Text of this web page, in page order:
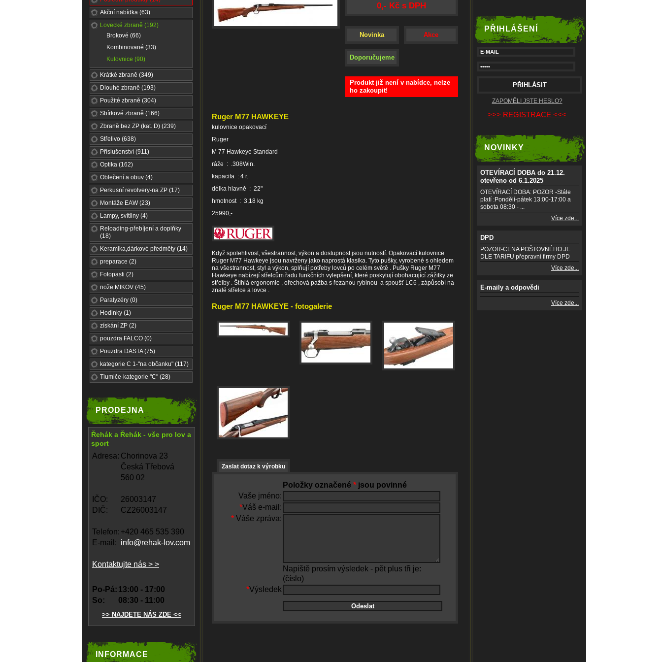
Akční nabídka (63)
Lovecké zbraně (192)
Brokové (66)
Kombinované (33)
Kulovnice (90)
Krátké zbraně (349)
Dlouhé zbraně (193)
Použité zbraně (304)
Sbírkové zbraně (166)
Zbraně bez ZP (kat. D) (239)
Střelivo (638)
Příslušenství (911)
Optika (162)
Oblečení a obuv (4)
Perkusní revolvery-na ZP (17)
Montáže EAW (23)
Lampy, svítilny (4)
Reloading-přebíjení a doplňky
(18)
Keramika,dárkové předměty (14)
preparace (2)
Fotopasti (2)
nože MIKOV (45)
Paralyzéry (0)
Hodinky (1)
získání ZP (2)
pouzdra FALCO (0)
Pouzdra DASTA (75)
kategorie C 1-"na občanku" (117)
Tlumiče-kategorie "C" (28)
PRODEJNA
Řehák a Řehák - vše pro lov a
sport
Adresa: Chorinova 23
Česká Třebová
560 02
IČO:
26003147
DIČ:
CZ26003147
Telefon: +420 465 535 390
E-mail: info@rehak-lov.com
Kontaktujte nás > >
Po-Pá: 13:00 - 17:00
So:
08:30 - 11:00
>> NAJDETE NÁS ZDE <<
INFORMACE
0,- Kč s DPH
Novinka Akce
Doporučujeme
Produkt již není v nabídce, nelze
ho zakoupit!
Ruger M77 HAWKEYE
kulovnice opakovací
Ruger
M 77 Hawkeye Standard
ráže : .308Win.
kapacita : 4 r.
délka hlavně : 22"
hmotnost : 3,18 kg
25990,-
Když spolehlivost, všestrannost, výkon a dostupnost jsou nutností. Opakovací kulovnice
Ruger M77 Hawkeye jsou navrženy jako naprostá klasika. Tyto pušky, vyrobené s ohledem
na všestrannost, styl a výkon, splňují potřeby lovců po celém světě . Pušky Ruger M77
Hawkeye nabízejí střelcům řadu funkčních vylepšení, které poskytují obohacující zážitky ze
střelby . Štíhlá ergonomie , ořechová pažba s řezanou rybinou a spoušť LC6 , zápůsobí na
znalé střelce a lovce .
Ruger M77 HAWKEYE - fotogalerie
Zaslat dotaz k výrobku
Položky označené * jsou povinné
Vaše jméno:
*Váš e-mail:
* Váše zpráva:
Napiště prosím výsledek - pět plus tři je:
(číslo)
*Výsledek
PŘIHLÁŠENÍ
ZAPOMĚLI JSTE HESLO?
>>> REGISTRACE <<<
NOVINKY
OTEVÍRACÍ DOBA do 21.12.
otevřeno od 6.1.2025
OTEVÍRACÍ DOBA: POZOR -Stále
platí :Pondělí-pátek 13:00-17:00 a
sobota 08:30 - ...
Více zde...
DPD
POZOR-CENA POŠTOVNÉHO JE
DLE TARIFU přepravní firmy DPD
Více zde...
E-maily a odpovědi
Více zde...